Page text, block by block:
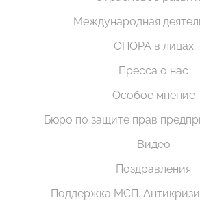
Международная
ОПОРА в лицах
Пресса о нас
Особое мнение
Бюро по защите прав
Видео
Поздравления
Поддержка МСП.